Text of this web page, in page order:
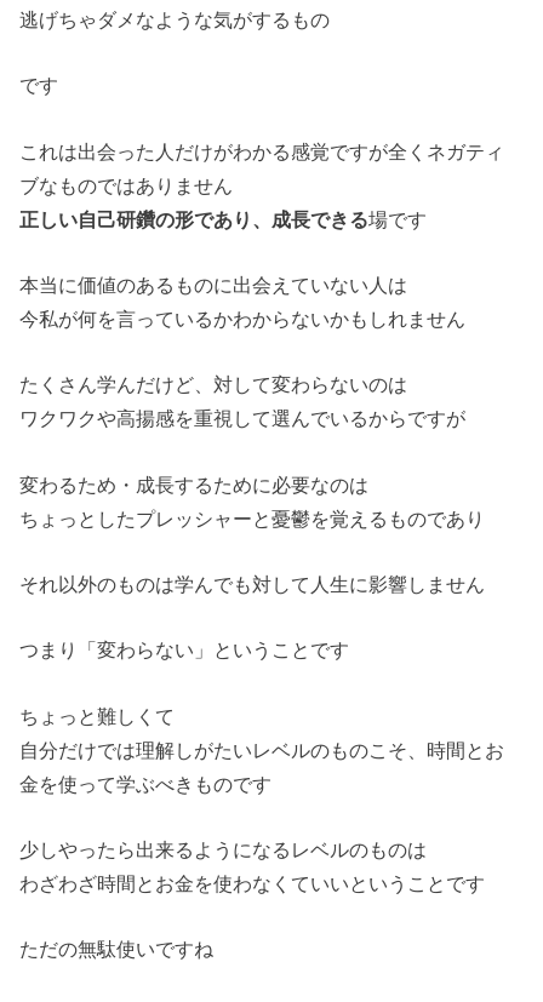
逃げちゃダメなような気がするもの
です
これは出会った人だけがわかる感覚ですが全くネガティ
ブなものではありません
正しい自己研鑽の形であり、成長できる場です
本当に価値のあるものに出会えていない人は
今私が何を言っているかわからないかもしれません
たくさん学んだけど、対して変わらないのは
ワクワクや高揚感を重視して選んでいるからですが
変わるため・成長するために必要なのは
ちょっとしたプレッシャーと憂鬱を覚えるものであり
それ以外のものは学んでも対して人生に影響しません
つまり「変わらない」ということです
ちょっと難しくて
自分だけでは理解しがたいレベルのものこそ、時間とお
金を使って学ぶべきものです
少しやったら出来るようになるレベルのものは
わざわざ時間とお金を使わなくていいということです
ただの無駄使いですね